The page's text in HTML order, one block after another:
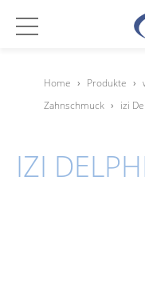
Home › Produkte ›
Zahnschmuck › izi
IZI